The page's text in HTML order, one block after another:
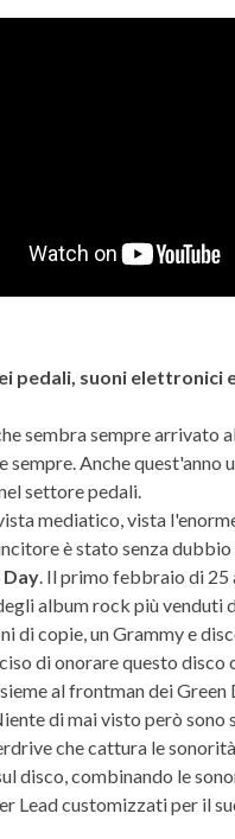
pedali, suoni elettronici
sembra sempre arrivato
sempre. Anche quest'anno
settore pedali.
mediatico, vista
è stato senza
Day. Il primo febbraio di 25
album rock più venduti
di copie, un Grammy e
di onorare questo disco
al frontman dei Green
di mai visto però sono
che cattura le
disco, combinando le
Lead customizzati per il